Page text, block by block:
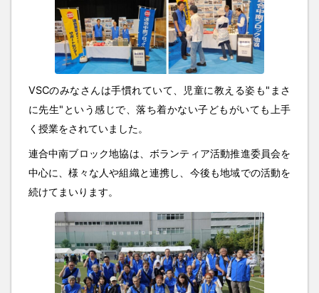
VSCのみなさんは手慣れていて、児童に教える姿も"まさ
に先生"という感じで、落ち着かない子どもがいても上手
く授業をされていました。
連合中南ブロック地協は、ボランティア活動推進委員会を
中心に、様々な人や組織と連携し、今後も地域での活動を
続けてまいります。